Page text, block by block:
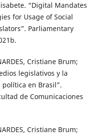
“Digital Mandates
for Usage of Social
Parliamentary
Cristiane Brum;
legislativos y la
en Brasil”.
de Comunicaciones
Cristiane Brum;